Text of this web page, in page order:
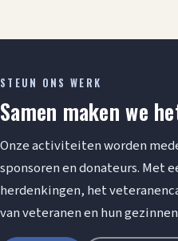
STEUN ONS WERK
Samen maken we
Onze activiteiten worden
sponsoren en donateurs. Met
herdenkingen, het
van veteranen en hun